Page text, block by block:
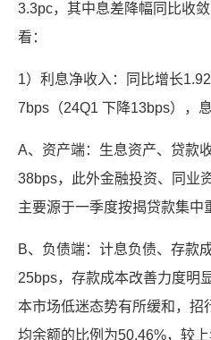
3.3pc，其中息差降幅同比收
看：
1）利息净收入：同比增长
7bps（24Q1 下降13bps），
A、资产端：生息资产、贷款
38bps，此外金融投资、同业
主要源于一季度按揭贷款集中
B、负债端：计息负债、存款
25bps，存款成本改善力度明
本市场低迷态势有所缓和，招
均余额的比例为50.46%，较